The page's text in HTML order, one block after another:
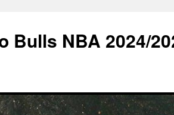
Bulls NBA 2024/